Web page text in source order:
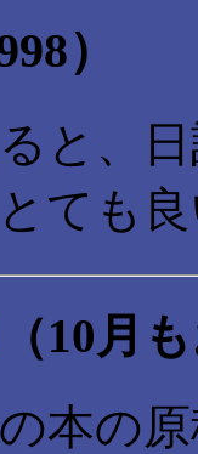
）
と、
ても
10月
本の